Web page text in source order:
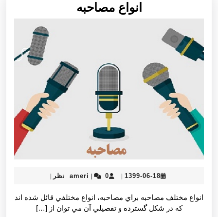
انواع مصاحبه
مصاحبه
1399-06-18
1399-
|
ameri
ameri | 0 نظر |
انواع مختلف مصاحبه براي مصاحبه، انواع مختلفي قائل شده اند
كه در شكل گسترده و تفصيلي آن مي توان از […]